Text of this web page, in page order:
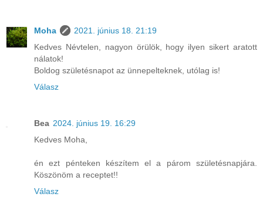
Moha
2021. június 18. 21:19
Kedves Névtelen, nagyon örülök, hogy ilyen sikert aratott
nálatok!
Boldog születésnapot az ünnepelteknek, utólag is!
Válasz
Bea 2024. június 19. 16:29
Kedves Moha,
én ezt pénteken készítem el a párom születésnapjára.
Köszönöm a receptet!!
Válasz